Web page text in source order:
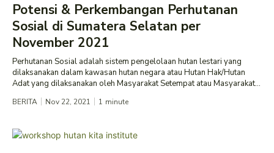
Potensi & Perkembangan Perhutanan
Sosial di Sumatera Selatan per
November 2021
Perhutanan Sosial adalah sistem pengelolaan hutan lestari yang
dilaksanakan dalam kawasan hutan negara atau Hutan Hak/Hutan
Adat yang dilaksanakan oleh Masyarakat Setempat atau Masyarakat...
BERITA Nov 22, 2021 1 minute